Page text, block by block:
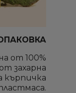
от 100%
захарна
кърпичка